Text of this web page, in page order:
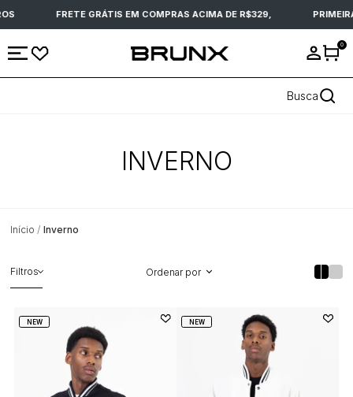
FRETE GRÁTIS EM COMPRAS ACIMA DE R$329,
0
Busca
INVERNO
Início Inverno
Filtros Ordenar por
NEW NEW